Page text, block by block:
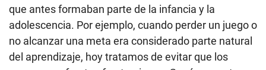
que antes formaban parte de la infancia y la
adolescencia. Por ejemplo, cuando perder un juego o
no alcanzar una meta era considerado parte natural
del aprendizaje, hoy tratamos de evitar que los